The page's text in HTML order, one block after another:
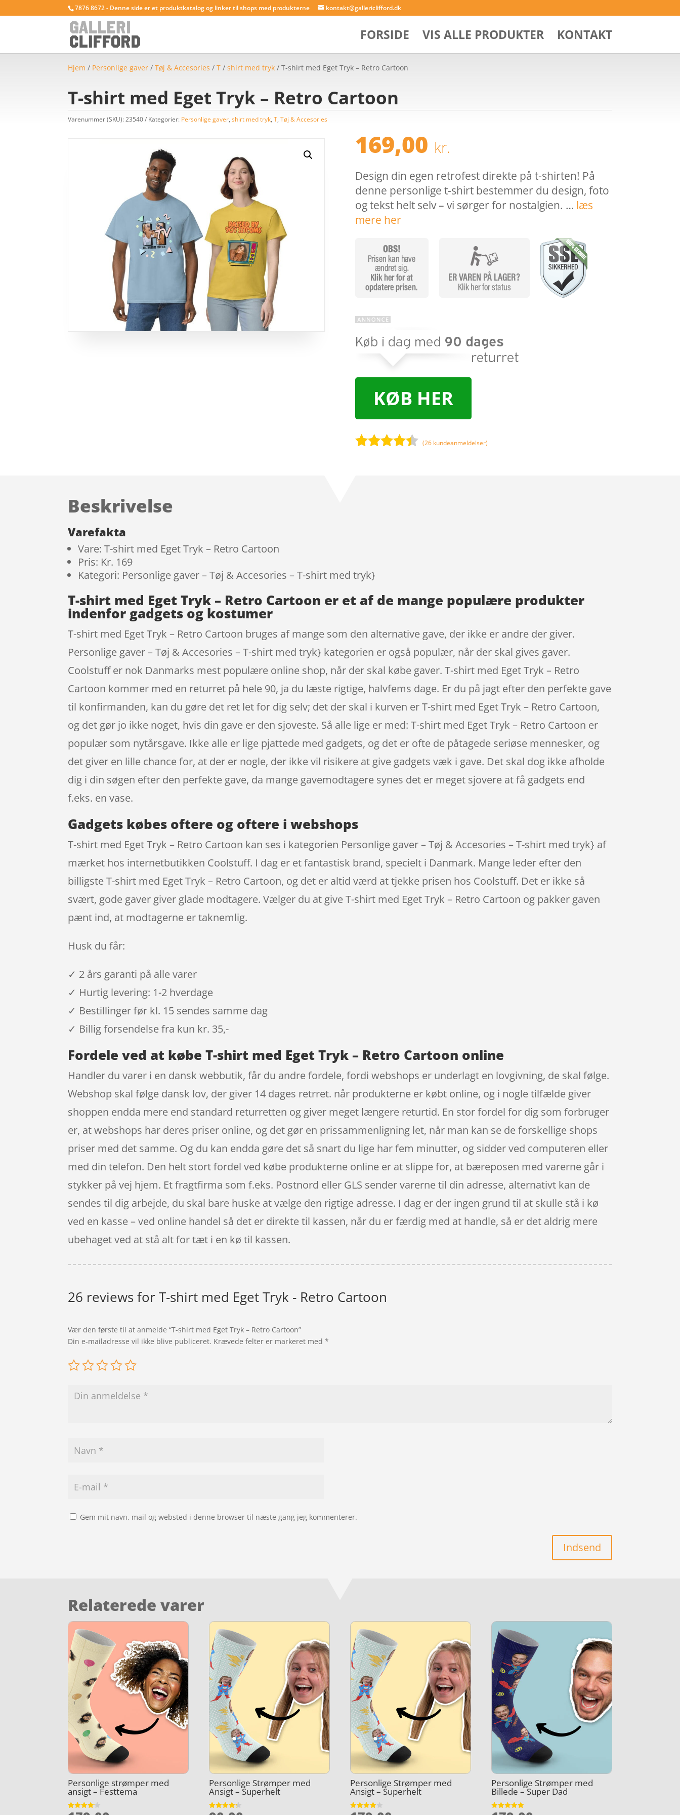
7876 8672 - Denne side er et produktkatalog og linker til shops med produkterne kontakt@gallericlifford.dk
FORSIDE VIS ALLE PRODUKTER KONTAKT
Hjem / Personlige gaver /Tøj & Accesories /T /shirt med tryk / T-shirt med Eget Tryk – Retro Cartoon
T-shirt med Eget Tryk – Retro Cartoon
Varenummer (SKU):23540 Kategorier: Personlige gaver,shirt med tryk,T,Tøj & Accesories
169,00 kr.
Design din egen retrofest direkte på t-shirten! På
denne personlige t-shirt bestemmer du design, foto
og tekst helt selv – vi sørger for nostalgien. … læs
mere her
KØB HER
(26 kundeanmeldelser)
Beskrivelse
Varefakta
Vare: T-shirt med Eget Tryk – Retro Cartoon
Pris: Kr. 169
Kategori: Personlige gaver – Tøj & Accesories – T-shirt med tryk}
T-shirt med Eget Tryk – Retro Cartoon er et af de mange populære produkter
indenfor gadgets og kostumer
T-shirt med Eget Tryk – Retro Cartoon bruges af mange som den alternative gave, der ikke er andre der giver.
Personlige gaver – Tøj & Accesories – T-shirt med tryk} kategorien er også populær, når der skal gives gaver.
Coolstuff er nok Danmarks mest populære online shop, når der skal købe gaver. T-shirt med Eget Tryk – Retro
Cartoon kommer med en returret på hele 90, ja du læste rigtige, halvfems dage. Er du på jagt efter den perfekte gave
til konfirmanden, kan du gøre det ret let for dig selv; det der skal i kurven er T-shirt med Eget Tryk – Retro Cartoon,
og det gør jo ikke noget, hvis din gave er den sjoveste. Så alle lige er med: T-shirt med Eget Tryk – Retro Cartoon er
populær som nytårsgave. Ikke alle er lige pjattede med gadgets, og det er ofte de påtagede seriøse mennesker, og
det giver en lille chance for, at der er nogle, der ikke vil risikere at give gadgets væk i gave. Det skal dog ikke afholde
dig i din søgen efter den perfekte gave, da mange gavemodtagere synes det er meget sjovere at få gadgets end
f.eks. en vase.
Gadgets købes oftere og oftere i webshops
T-shirt med Eget Tryk – Retro Cartoon kan ses i kategorien Personlige gaver – Tøj & Accesories – T-shirt med tryk} af
mærket hos internetbutikken Coolstuff. I dag er et fantastisk brand, specielt i Danmark. Mange leder efter den
billigste T-shirt med Eget Tryk – Retro Cartoon, og det er altid værd at tjekke prisen hos Coolstuff. Det er ikke så
svært, gode gaver giver glade modtagere. Vælger du at give T-shirt med Eget Tryk – Retro Cartoon og pakker gaven
pænt ind, at modtagerne er taknemlig.
Husk du får:
✓ 2 års garanti på alle varer
✓ Hurtig levering: 1-2 hverdage
✓ Bestillinger før kl. 15 sendes samme dag
✓ Billig forsendelse fra kun kr. 35,-
Fordele ved at købe T-shirt med Eget Tryk – Retro Cartoon online
Handler du varer i en dansk webbutik, får du andre fordele, fordi webshops er underlagt en lovgivning, de skal følge.
Webshop skal følge dansk lov, der giver 14 dages retrret. når produkterne er købt online, og i nogle tilfælde giver
shoppen endda mere end standard returretten og giver meget længere returtid. En stor fordel for dig som forbruger
er, at webshops har deres priser online, og det gør en prissammenligning let, når man kan se de forskellige shops
priser med det samme. Og du kan endda gøre det så snart du lige har fem minutter, og sidder ved computeren eller
med din telefon. Den helt stort fordel ved købe produkterne online er at slippe for, at bæreposen med varerne går i
stykker på vej hjem. Et fragtfirma som f.eks. Postnord eller GLS sender varerne til din adresse, alternativt kan de
sendes til dig arbejde, du skal bare huske at vælge den rigtige adresse. I dag er der ingen grund til at skulle stå i kø
ved en kasse – ved online handel så det er direkte til kassen, når du er færdig med at handle, så er det aldrig mere
ubehaget ved at stå alt for tæt i en kø til kassen.
26 reviews forT-shirt med Eget Tryk - Retro Cartoon
Vær den første til at anmelde “T-shirt med Eget Tryk – Retro Cartoon”
Din e-mailadresse vil ikke blive publiceret. Krævede felter er markeret med*
Gem mit navn, mail og websted i denne browser til næste gang jeg kommenterer.
Indsend
Relaterede varer
Personlige strømper med
ansigt – Festtema
Personlige Strømper med
Ansigt – Superhelt
Personlige Strømper med
Ansigt – Superhelt
Personlige Strømper med
Billede – Super Dad